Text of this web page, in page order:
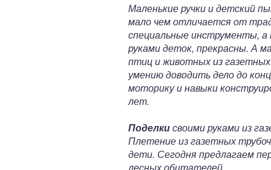
Маленькие ручки и детский
мало чем отличается от
специальные инструменты,
руками деток, прекрасны. А
птиц и животных из
умению доводить дело до
моторику и навыки
лет.
Поделкисвоими руками из
Плетение из газетных
дети. Сегодня предлагаем
лесных обитателей.